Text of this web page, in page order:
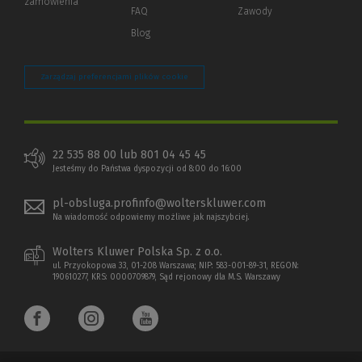
FAQ
Blog
Zawody
Zarządzaj preferencjami plików cookie
22 535 88 00 lub 801 04 45 45
Jesteśmy do Państwa dyspozycji od 8:00 do 16:00
pl-obsluga.profinfo@wolterskluwer.com
Na wiadomość odpowiemy możliwe jak najszybciej.
Wolters Kluwer Polska Sp. z o.o.
ul. Przyokopowa 33, 01-208 Warszawa; NIP: 583-001-89-31, REGON:
190610277, KRS: 0000709879, Sąd rejonowy dla M.S. Warszawy